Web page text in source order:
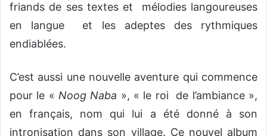
friands de ses textes et mélodies langoureuses
en langue et les adeptes des rythmiques
endiablées.
C’est aussi une nouvelle aventure qui commence
pour le « Noog Naba », « le roi de l’ambiance »,
en français, nom qui lui a été donné à son
intronisation dans son village. Ce nouvel album